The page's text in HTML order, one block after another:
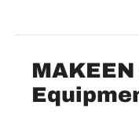
MAKEEN